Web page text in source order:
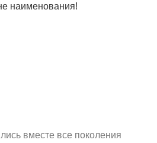
наименования!
вместе все поколения